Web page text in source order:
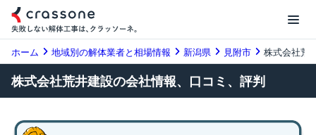
ホーム 地域別の解体業者と相場情報 新潟県 見附市 株式会社荒
株式会社荒井建設の会社情報、口コミ、評判